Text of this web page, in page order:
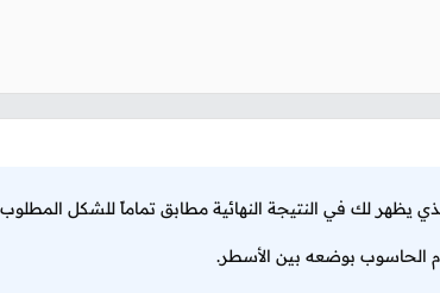
الحاسوب بوضعه بين الأسطر.